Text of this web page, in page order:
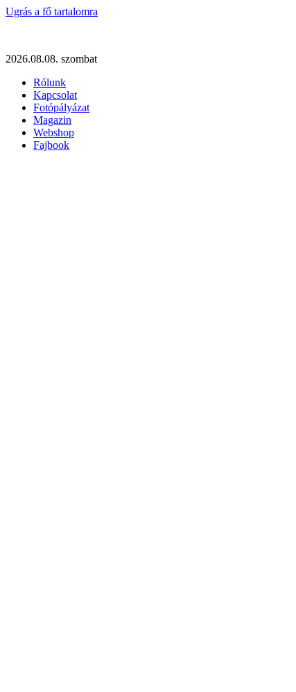
Ugrás a fő tartalomra
2026.08.08. szombat
Rólunk
Kapcsolat
Fotópályázat
Magazin
Webshop
Fajbook